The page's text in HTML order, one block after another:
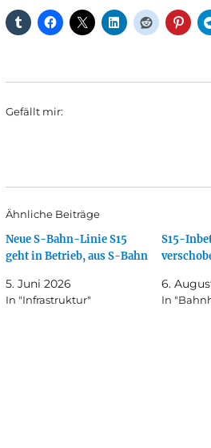
Gefällt mir:
Ähnliche Beiträge
Neue S-Bahn-Linie S15
geht in Betrieb, aus S-Bahn
5. Juni 2026
In "Infrastruktur"
S15-
6.
In